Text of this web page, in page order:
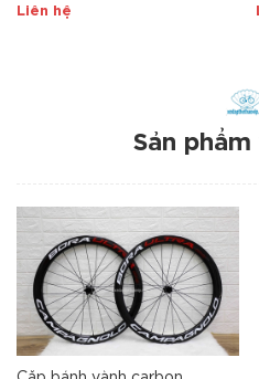
Liên hệ
Sản